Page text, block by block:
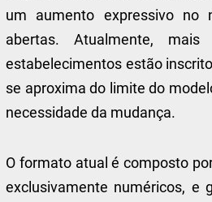
um aumento expressivo no
abertas. Atualmente,
estabelecimentos estão
se aproxima do limite do
necessidade da mudança.
O formato atual é composto
exclusivamente numéricos, e